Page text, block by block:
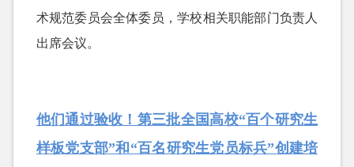
术规范委员会全体委员，学校相关职能部门负责人
出席会议。
他们通过验收！第三批全国高校“百个研究生
样板党支部”和“百名研究生党员标兵”创建培